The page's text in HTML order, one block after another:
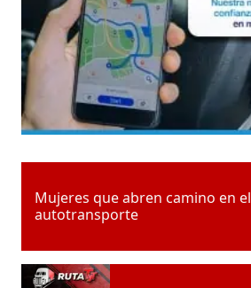
Mujeres que abren camino en el
autotransporte